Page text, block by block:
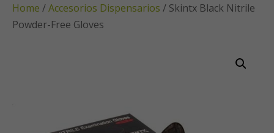
Home /Accesorios Dispensarios / Skintx Black Nitrile
Powder-Free Gloves